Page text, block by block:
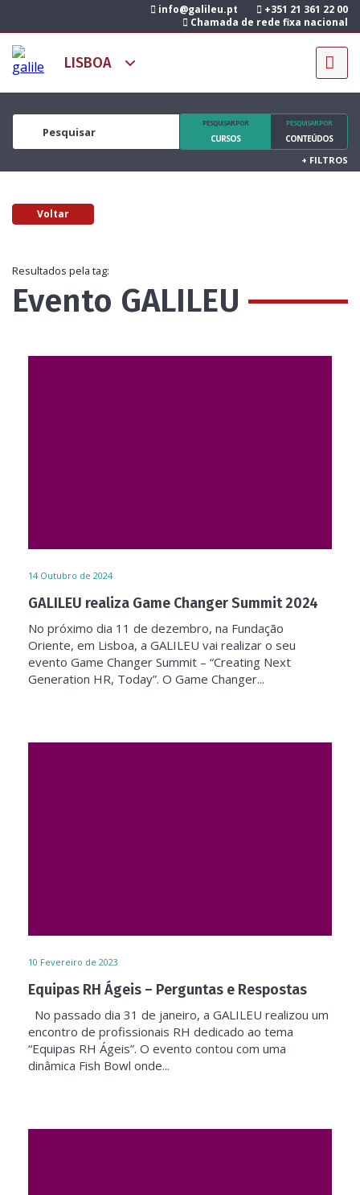
info@galileu.pt
+351 21 361 22 00
Chamada de rede fixa nacional
PESQUISAR POR
CURSOS
PESQUISAR POR
CONTEÚDOS
+ FILTROS
Voltar
Resultados pela tag:
Evento GALILEU
14 Outubro de 2024
GALILEU realiza Game Changer Summit 2024
No próximo dia 11 de dezembro, na Fundação
Oriente, em Lisboa, a GALILEU vai realizar o seu
evento Game Changer Summit – “Creating Next
Generation HR, Today”. O Game Changer...
10 Fevereiro de 2023
Equipas RH Ágeis – Perguntas e Respostas
No passado dia 31 de janeiro, a GALILEU realizou um
encontro de profissionais RH dedicado ao tema
“Equipas RH Ágeis”. O evento contou com uma
dinâmica Fish Bowl onde...